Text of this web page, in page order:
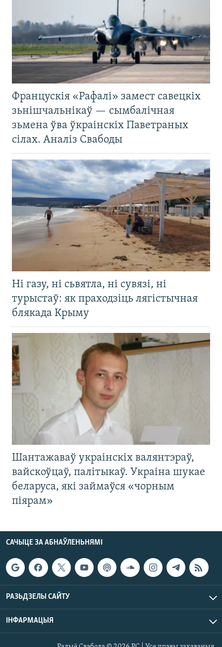
Францускія «Рафалі» замест савецкіх
зьнішчальнікаў — сымбалічная
зьмена ўва ўкраінскіх Паветраных
сілах. Аналіз Свабоды
Ні газу, ні сьвятла, ні сувязі, ні
турыстаў: як праходзіць лягістычная
блякада Крыму
Шантажаваў украінскіх валянтэраў,
вайскоўцаў, палітыкаў. Украіна шукае
беларуса, які займаўся «чорным
піярам»
САЧЫЦЕ ЗА АБНАЎЛЕНЬНЯМІ
РАЗЬДЗЕЛЫ САЙТУ
ІНФАРМАЦЫЯ